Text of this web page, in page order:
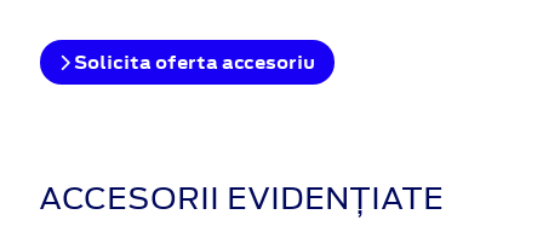
Solicita oferta accesoriu
ACCESORII EVIDENȚIATE